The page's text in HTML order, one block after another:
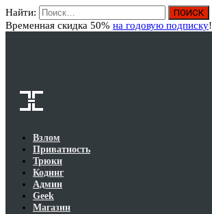
Найти:
Временная скидка 50% на годовую подписку!
Взлом
Приватность
Трюки
Кодинг
Админ
Geek
Магазин